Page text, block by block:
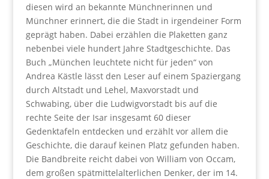
diesen wird an bekannte Münchnerinnen und
Münchner erinnert, die die Stadt in irgendeiner Form
geprägt haben. Dabei erzählen die Plaketten ganz
nebenbei viele hundert Jahre Stadtgeschichte. Das
Buch „München leuchtete nicht für jeden“ von
Andrea Kästle lässt den Leser auf einem Spaziergang
durch Altstadt und Lehel, Maxvorstadt und
Schwabing, über die Ludwigvorstadt bis auf die
rechte Seite der Isar insgesamt 60 dieser
Gedenktafeln entdecken und erzählt vor allem die
Geschichte, die darauf keinen Platz gefunden haben.
Die Bandbreite reicht dabei von William von Occam,
dem großen spätmittelalterlichen Denker, der im 14.